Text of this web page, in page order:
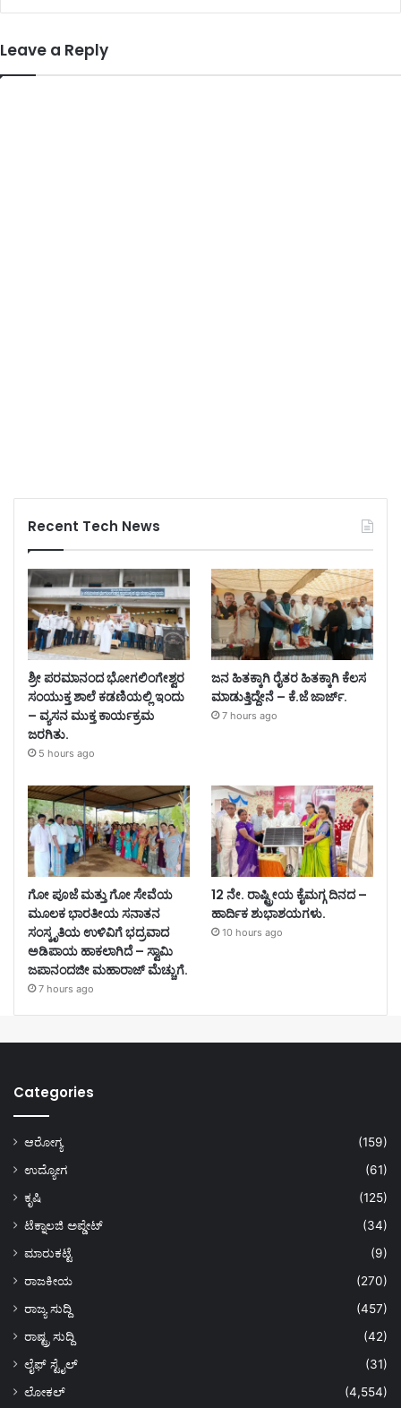
Leave a Reply
Recent Tech News
ಶ್ರೀ ಪರಮಾನಂದ ಭೋಗಲಿಂಗೇಶ್ವರ
ಸಂಯುಕ್ತ ಶಾಲೆ ಕಡಣಿಯಲ್ಲಿ ಇಂದು
– ವ್ಯಸನ ಮುಕ್ತ ಕಾರ್ಯಕ್ರಮ
ಜರಗಿತು.
5 hours ago
ಜನ ಹಿತಕ್ಕಾಗಿ ರೈತರ ಹಿತಕ್ಕಾಗಿ ಕೆಲಸ
ಮಾಡುತ್ತಿದ್ದೇನೆ – ಕೆ.ಜೆ ಜಾರ್ಜ್.
7 hours ago
ಗೋ ಪೂಜೆ ಮತ್ತು ಗೋ ಸೇವೆಯ
ಮೂಲಕ ಭಾರತೀಯ ಸನಾತನ
ಸಂಸ್ಕೃತಿಯ ಉಳಿವಿಗೆ ಭದ್ರವಾದ
ಅಡಿಪಾಯ ಹಾಕಲಾಗಿದೆ – ಸ್ವಾಮಿ
ಜಪಾನಂದಜೀ ಮಹಾರಾಜ್ ಮೆಚ್ಚುಗೆ.
7 hours ago
12 ನೇ. ರಾಷ್ಟ್ರೀಯ ಕೈಮಗ್ಗ ದಿನದ –
ಹಾರ್ದಿಕ ಶುಭಾಶಯಗಳು.
10 hours ago
Categories
ಆರೋಗ್ಯ
(159)
ಉದ್ಯೋಗ
(61)
ಕೃಷಿ
(125)
ಟೆಕ್ನಾಲಜಿ ಅಪ್ಡೇಟ್
(34)
ಮಾರುಕಟ್ಟೆ
(9)
ರಾಜಕೀಯ
(270)
ರಾಜ್ಯ ಸುದ್ದಿ
(457)
ರಾಷ್ಟ್ರ ಸುದ್ದಿ
(42)
ಲೈಫ್ ಸ್ಟೈಲ್
(31)
ಲೋಕಲ್
(4,554)